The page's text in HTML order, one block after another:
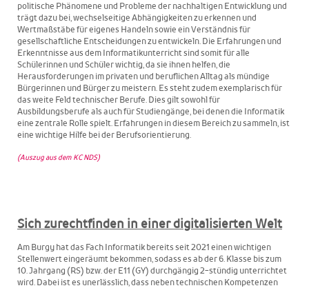
politische Phänomene und Probleme der nachhaltigen Entwicklung und
trägt dazu bei, wechselseitige Abhängigkeiten zu erkennen und
Wertmaßstäbe für eigenes Handeln sowie ein Verständnis für
gesellschaftliche Entscheidungen zu entwickeln. Die Erfahrungen und
Erkenntnisse aus dem Informatikunterricht sind somit für alle
Schülerinnen und Schüler wichtig, da sie ihnen helfen, die
Herausforderungen im privaten und beruflichen Alltag als mündige
Bürgerinnen und Bürger zu meistern. Es steht zudem exemplarisch für
das weite Feld technischer Berufe. Dies gilt sowohl für
Ausbildungsberufe als auch für Studiengänge, bei denen die Informatik
eine zentrale Rolle spielt. Erfahrungen in diesem Bereich zu sammeln, ist
eine wichtige Hilfe bei der Berufsorientierung.
(Auszug aus dem KC NDS)
Sich zurechtfinden in einer digitalisierten Welt
Am Burgy hat das Fach Informatik bereits seit 2021 einen wichtigen
Stellenwert eingeräumt bekommen, sodass es ab der 6. Klasse bis zum
10. Jahrgang (RS) bzw. der E11 (GY) durchgängig 2-stündig unterrichtet
wird. Dabei ist es unerlässlich, dass neben technischen Kompetenzen